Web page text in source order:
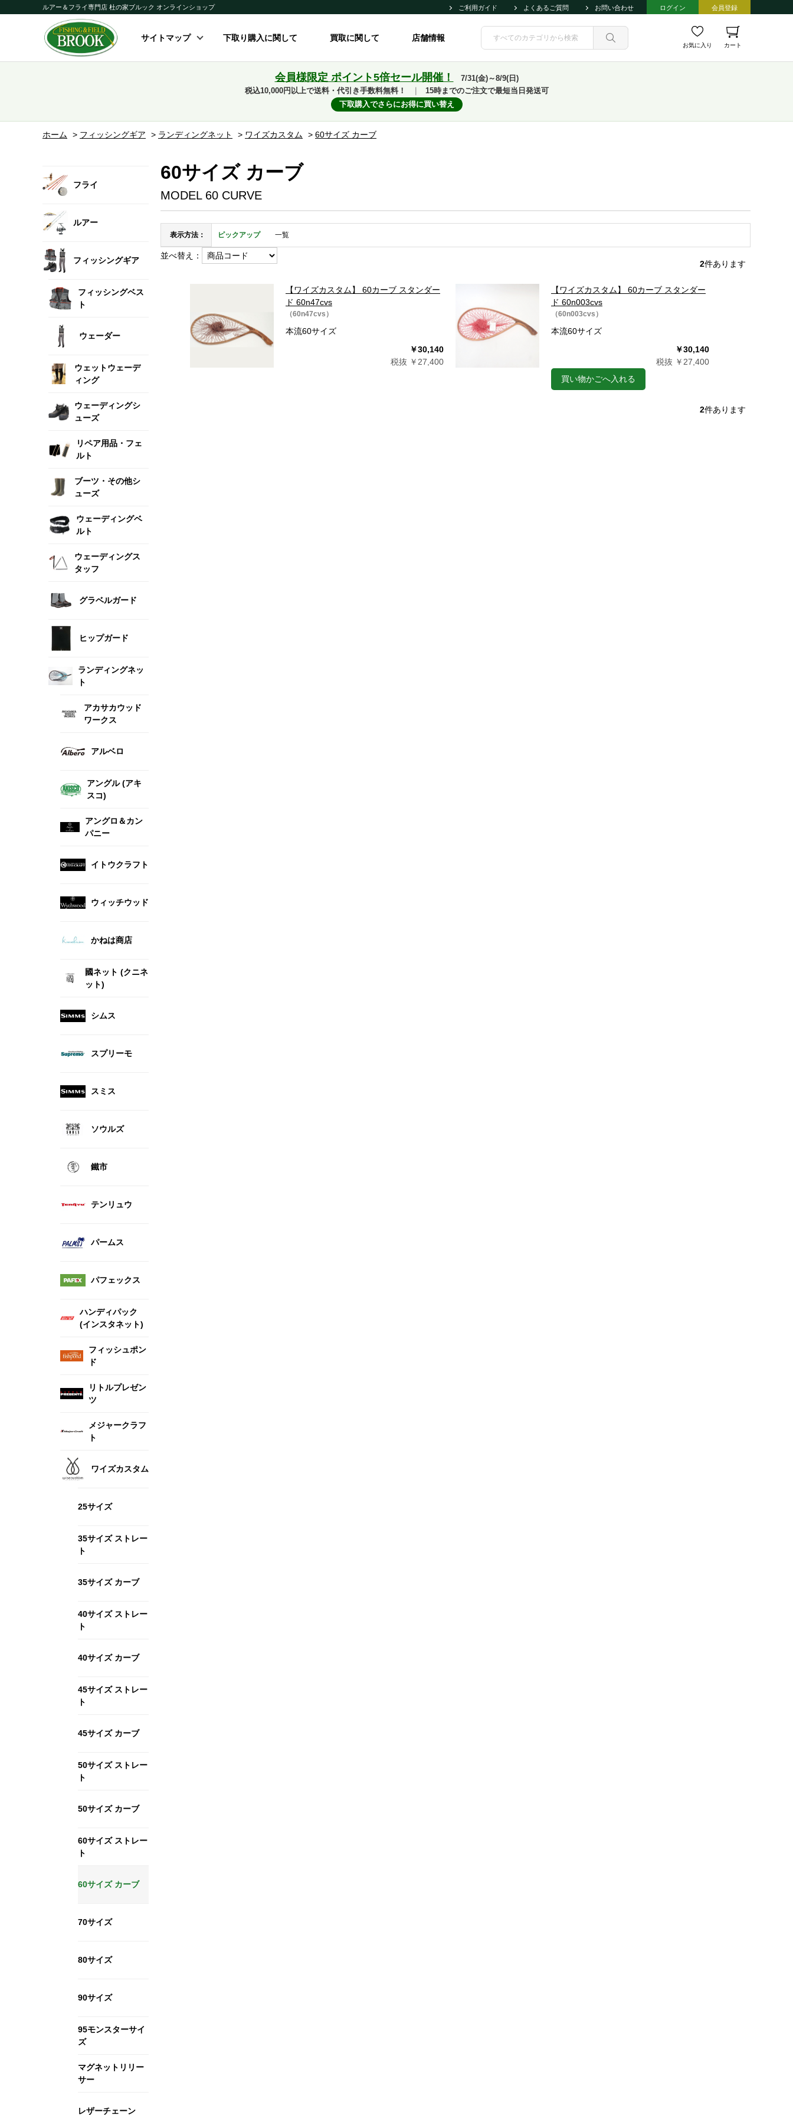
ルアー＆フライ専門店 杜の家ブルック オンラインショップ ご利用ガイド よくあるご質問 お問い合わせ ログイン 会員登録
サイトマップ 下取り購入に関して 買取に関して 店舗情報
お気に入り カート
会員様限定 ポイント5倍セール開催！
7/31(金)～8/9(日)
税込10,000円以上で送料・代引き手数料無料！
15時までのご注文で最短当日発送可
下取購入でさらにお得に買い替え
ホーム > フィッシングギア > ランディングネット > ワイズカスタム > 60サイズ カーブ
フライ
ルアー
フィッシングギア
フィッシングベス
ト
ウェーダー
ウェットウェーデ
ィング
ウェーディングシ
ューズ
リペア用品・フェ
ルト
ブーツ・その他シ
ューズ
ウェーディングベ
ルト
ウェーディングス
タッフ
グラベルガード
ヒップガード
ランディングネッ
ト
アカサカウッド
ワークス
アルベロ
アングル (アキ
スコ)
アングロ＆カン
パニー
イトウクラフト
ウィッチウッド
かねは商店
國ネット (クニネ
ット)
シムス
スプリーモ
スミス
ソウルズ
鐵市
テンリュウ
パームス
パフェックス
ハンディパック
(インスタネット)
フィッシュポン
ド
リトルプレゼン
ツ
メジャークラフ
ト
ワイズカスタム
25サイズ
35サイズ ストレー
ト
35サイズ カーブ
40サイズ ストレー
ト
40サイズ カーブ
45サイズ ストレー
ト
45サイズ カーブ
50サイズ ストレー
ト
50サイズ カーブ
60サイズ ストレー
ト
60サイズ カーブ
70サイズ
80サイズ
90サイズ
95モンスターサイ
ズ
マグネットリリー
サー
レザーチェーン
60サイズ カーブ
MODEL 60 CURVE
表示方法： ピックアップ 一覧
並べ替え：
2件あります
【ワイズカスタム】 60カーブ スタンダー
ド 60n47cvs
（60n47cvs）
本流60サイズ
￥30,140
税抜 ￥27,400
【ワイズカスタム】 60カーブ スタンダー
ド 60n003cvs
（60n003cvs）
本流60サイズ
￥30,140
税抜 ￥27,400
買い物かごへ入れる
2件あります